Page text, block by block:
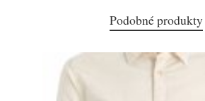
Podobné produkty